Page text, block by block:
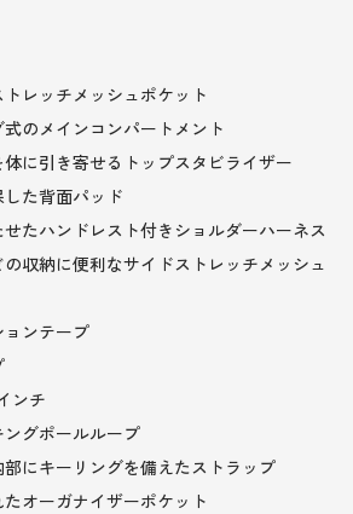
レッチメッシュポケット
式のメインコンパートメント
体に引き寄せるトップスタビライザー
した背面パッド
せたハンドレスト付きショルダーハーネス
の収納に便利なサイドストレッチメッシュ
ョンテープ
ンチ
ングポールループ
部にキーリングを備えたストラップ
オーガナイザーポケット